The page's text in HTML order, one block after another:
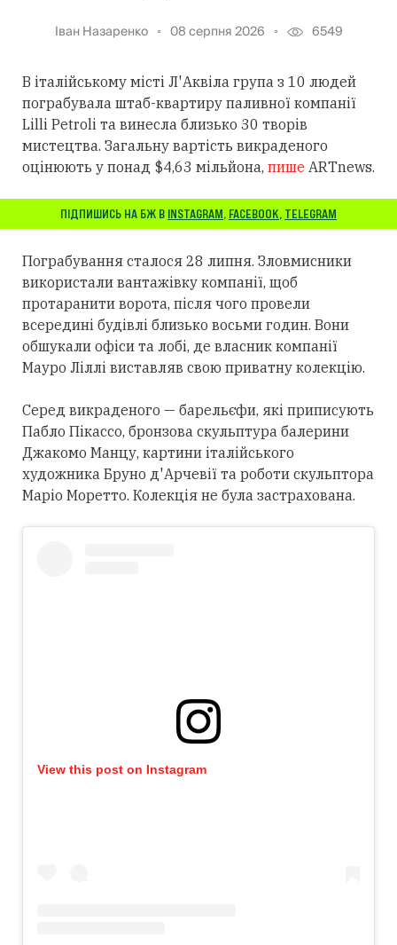
Іван Назаренко 08 серпня 2026 6549
В італійському місті Л'Аквіла група з 10 людей
пограбувала штаб-квартиру паливної компанії
Lilli Petroli та винесла близько 30 творів
мистецтва. Загальну вартість викраденого
оцінюють у понад $4,63 мільйона, пише ARTnews.
ПІДПИШИСЬ НА БЖ В INSTAGRAM, FACEBOOK, TELEGRAM
Пограбування сталося 28 липня. Зловмисники
використали вантажівку компанії, щоб
протаранити ворота, після чого провели
всередині будівлі близько восьми годин. Вони
обшукали офіси та лобі, де власник компанії
Мауро Ліллі виставляв свою приватну колекцію.
Серед викраденого — барельєфи, які приписують
Пабло Пікассо, бронзова скульптура балерини
Джакомо Манцу, картини італійського
художника Бруно д'Арчевії та роботи скульптора
Маріо Моретто. Колекція не була застрахована.
View this post on Instagram